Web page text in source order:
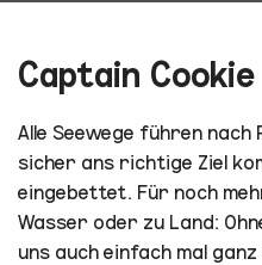
und in einen
Kodex orientiert
und bildet die
Unternehmen in
die HADAG zum
Verlinkung:
Captain Cookie
Alle Seewege führen nach
sicher ans richtige Ziel
eingebettet. Für noch
Wasser oder zu Land:
uns auch einfach mal